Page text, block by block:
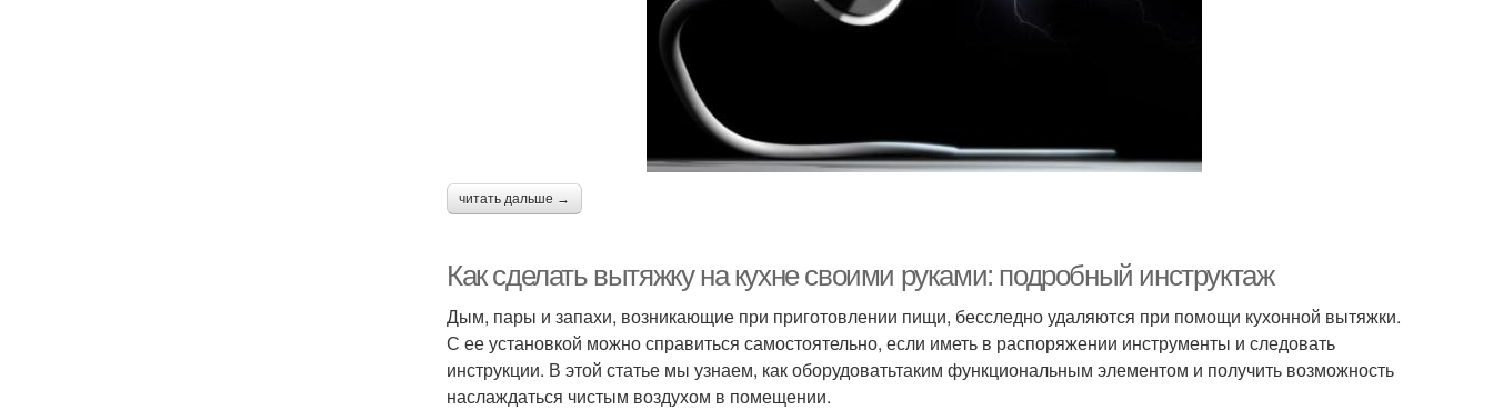
читать дальше →
Как сделать вытяжку на кухне своими руками: подробный инструктаж
Дым, пары и запахи, возникающие при приготовлении пищи, бесследно удаляются при помощи кухонной вытяжки.
С ее установкой можно справиться самостоятельно, если иметь в распоряжении инструменты и следовать
инструкции. В этой статье мы узнаем, как оборудоватьтаким функциональным элементом и получить возможность
наслаждаться чистым воздухом в помещении.